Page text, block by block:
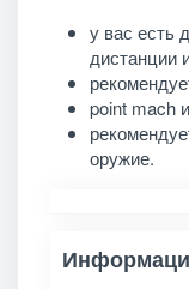
у вас есть
дистанции
point mach
оружие.